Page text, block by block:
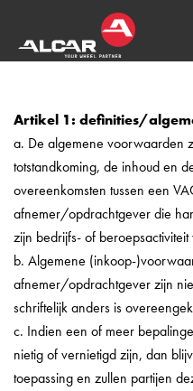
Artikel 1: definities/
a. De algemene voorwaarden
totstandkoming, de inhoud en
overeenkomsten tussen een
afnemer/opdrachtgever die
zijn bedrijfs- of beroepsactiviteit
b. Algemene (inkoop-
afnemer/opdrachtgever zijn
schriftelijk anders is
c. Indien een of meer
nietig of vernietigd zijn, dan
toepassing en zullen partijen